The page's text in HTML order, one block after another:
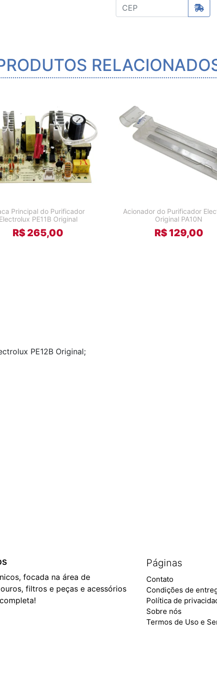
Principal do Purificador
PE11B Original
R$ 265,00
Acionador do Purificador
Original PA10N
R$ 129,00
PE12B Original;
Páginas
Contato
Condições de
Política de
Sobre nós
Termos de Uso e
focada na área de
filtros e peças e acessórios